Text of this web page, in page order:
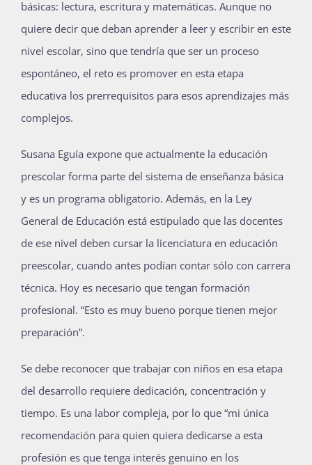
básicas: lectura, escritura y matemáticas. Aunque no
quiere decir que deban aprender a leer y escribir en este
nivel escolar, sino que tendría que ser un proceso
espontáneo, el reto es promover en esta etapa
educativa los prerrequisitos para esos aprendizajes más
complejos.
Susana Eguía expone que actualmente la educación
prescolar forma parte del sistema de enseñanza básica
y es un programa obligatorio. Además, en la Ley
General de Educación está estipulado que las docentes
de ese nivel deben cursar la licenciatura en educación
preescolar, cuando antes podían contar sólo con carrera
técnica. Hoy es necesario que tengan formación
profesional. “Esto es muy bueno porque tienen mejor
preparación”.
Se debe reconocer que trabajar con niños en esa etapa
del desarrollo requiere dedicación, concentración y
tiempo. Es una labor compleja, por lo que “mi única
recomendación para quien quiera dedicarse a esta
profesión es que tenga interés genuino en los